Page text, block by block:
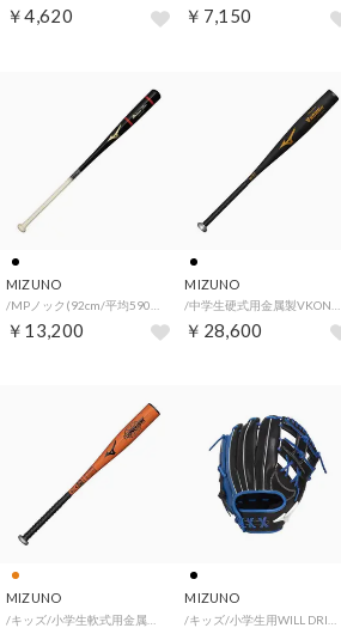
￥4,620 ￥7,150
MIZUNO
￥13,200
MIZUNO
￥28,600
MIZUNO MIZUNO